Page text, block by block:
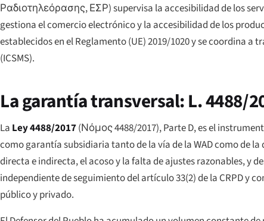
Ραδιοτηλεόρασης, ΕΣΡ) supervisa la accesibilidad de los
gestiona el comercio electrónico y la accesibilidad de los
establecidos en el Reglamento (UE) 2019/1020 y se coordina
(ICSMS).
La garantía transversal: L. 4488/
La Ley 4488/2017(Νόμος 4488/2017), Parte D, es el
como garantía subsidiaria tanto de la vía de la WAD como de
directa e indirecta, el acoso y la falta de ajustes razonables, y
independiente de seguimiento del artículo 33(2) de la CRPD y
público y privado.